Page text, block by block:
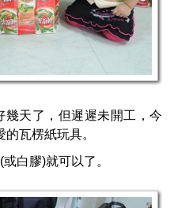
幾天了，但遲遲未開工，今
瓦楞紙玩具。
白膠)就可以了。